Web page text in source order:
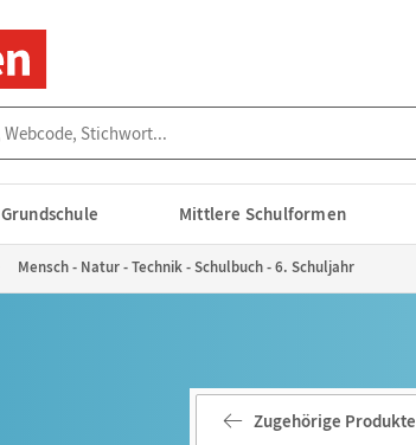
Grundschule Mittlere Schulformen
Mensch - Natur - Technik - Schulbuch - 6. Schuljahr
Zugehörige